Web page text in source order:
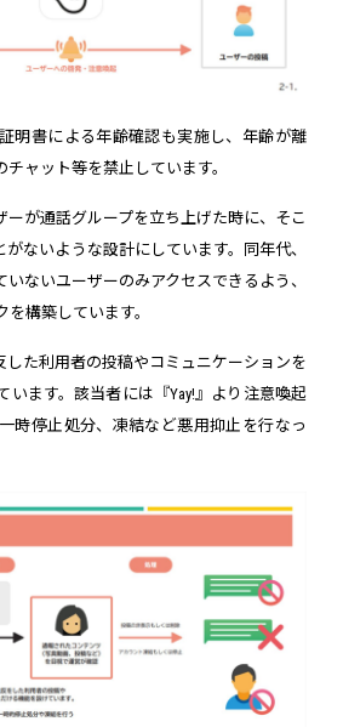
明書による年齢確認も実施し、年齢が離
ャット等を禁止しています。
ーが通話グループを立ち上げた時に、そこ
がないような設計にしています。同年代、
ないユーザーのみアクセスできるよう、
構築しています。
した利用者の投稿やコミュニケーションを
います。該当者には『Yay!』より注意喚起
時停止処分、凍結など悪用抑止を行なっ